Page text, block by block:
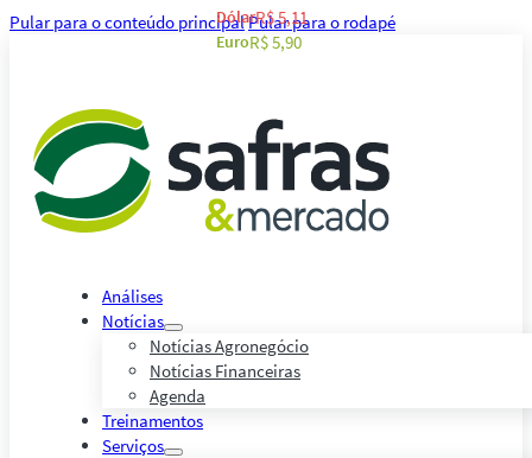
Pular para o conteúdo principalPular para o rodapé
Análises
Notícias
Notícias Agronegócio
Notícias Financeiras
Agenda
Treinamentos
Serviços
DólarR$ 5,11
EuroR$ 5,90